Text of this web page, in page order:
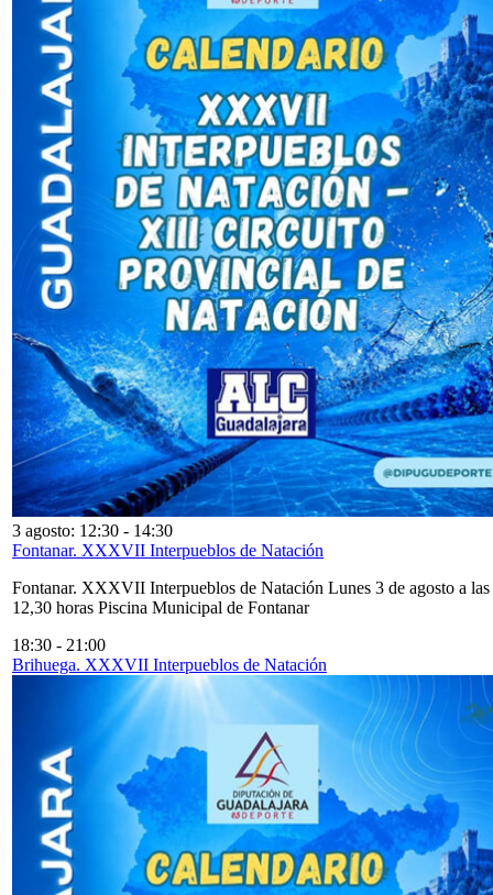
3 agosto: 12:30 - 14:30
Fontanar. XXXVII Interpueblos de Natación
Fontanar. XXXVII Interpueblos de Natación Lunes 3 de agosto a las
12,30 horas Piscina Municipal de Fontanar
18:30 - 21:00
Brihuega. XXXVII Interpueblos de Natación